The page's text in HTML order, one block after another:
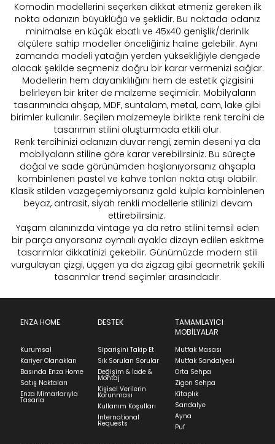
Komodin modellerini seçerken dikkat etmeniz gereken ilk
nokta odanızın büyüklüğü ve şeklidir. Bu noktada odanız
minimalse en küçük ebatlı ve 45x40 genişlik/derinlik
ölçülere sahip modeller önceliğiniz haline gelebilir. Aynı
zamanda modeli yatağın yerden yüksekliğiyle dengede
olacak şekilde seçmeniz doğru bir karar vermenizi sağlar.
Modellerin hem dayanıklılığını hem de estetik çizgisini
belirleyen bir kriter de malzeme seçimidir. Mobilyaların
tasarımında ahşap, MDF, suntalam, metal, cam, lake gibi
birimler kullanılır. Seçilen malzemeyle birlikte renk tercihi de
tasarımın stilini oluşturmada etkili olur.
Renk tercihinizi odanızın duvar rengi, zemin deseni ya da
mobilyaların stiline göre karar verebilirsiniz. Bu süreçte
doğal ve sade görünümden hoşlanıyorsanız ahşapla
kombinlenen pastel ve kahve tonları nokta atışı olabilir.
Klasik stilden vazgeçemiyorsanız gold kulpla kombinlenen
beyaz, antrasit, siyah renkli modellerle stilinizi devam
ettirebilirsiniz.
Yaşam alanınızda vintage ya da retro stilini temsil eden
bir parça arıyorsanız oymalı ayakla dizayn edilen eskitme
tasarımlar dikkatinizi çekebilir. Günümüzde modern stili
vurgulayan çizgi, üçgen ya da zigzag gibi geometrik şekilli
tasarımlar trend seçimler arasındadır.
ENZA HOME
Kurumsal
Kariyer Olanakları
Basında Enza Home
Satış Noktaları
Enza Mimarlarıyla
Tasarla
DESTEK
Siparişini Takip Et
Sık Sorulan Sorular
Değişim & İade &
Montaj
Kişisel Verilerin
Korunması
Kullanım Koşulları
International
Requests
TAMAMLAYICI
MOBİLYALAR
Mutfak Masası
Mutfak Sandalyesi
Orta Sehpa
Zigon Sehpa
Kitaplık
Sandalye
Ayna
Puf